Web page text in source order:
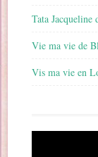
Tata Jacqueline
Vie ma vie de
Vis ma vie en